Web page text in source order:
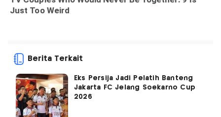
Berita Terkait
Eks Persija Jadi Pelatih Banteng
Jakarta FC Jelang Soekarno Cup
2026